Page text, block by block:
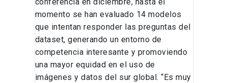
conferencia en diciembre, hasta el
momento se han evaluado 14 modelos
que intentan responder las preguntas del
dataset, generando un entorno de
competencia interesante y promoviendo
una mayor equidad en el uso de
imágenes y datos del sur global. “Es muy